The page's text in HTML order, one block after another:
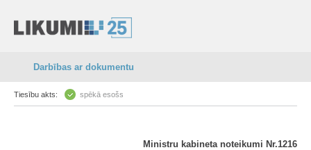
Darbības ar dokumentu
Tiesību akts: spēkā esošs
Ministru kabineta noteikumi Nr.1216